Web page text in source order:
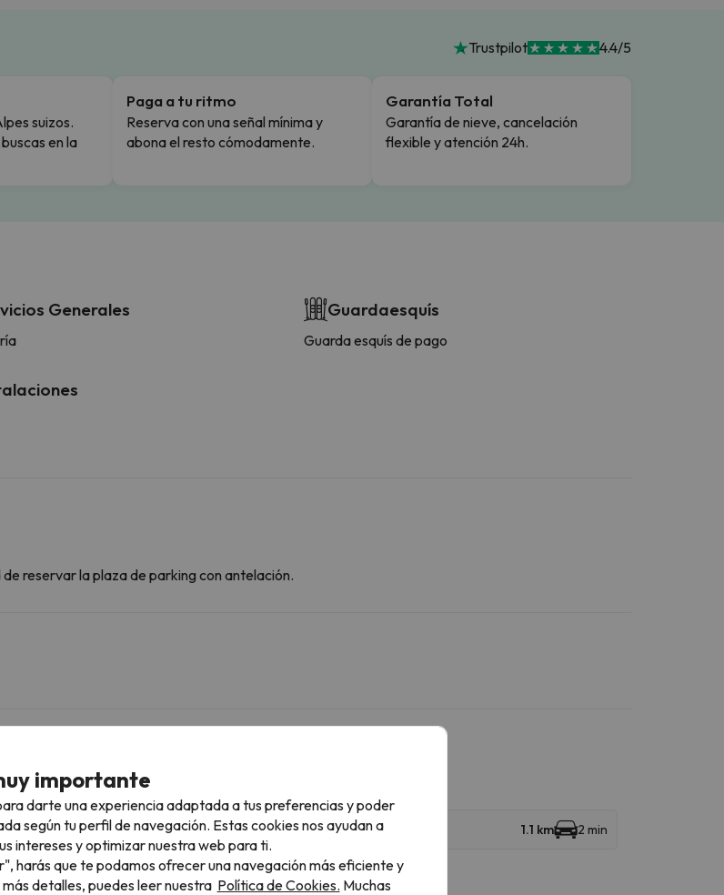
Trustpilot 4.4/5
suizos.
en la
Paga a tu ritmo
Reserva con una señal mínima y
abona el resto cómodamente.
Garantía Total
Garantía de nieve, cancelación
flexible y atención 24h.
Generales Guardaesquís
Guarda esquís de pago
reservar la plaza de parking con antelación.
1 km 2 min Vignec - Saint-Lary 1700 1.1 km 2 min
km 17 min
importante
darte una experiencia adaptada a tus preferencias y poder
según tu perfil de navegación. Estas cookies nos ayudan a
intereses y optimizar nuestra web para ti.
harás que te podamos ofrecer una navegación más eficiente y
detalles, puedes leer nuestra Política de Cookies. Muchas